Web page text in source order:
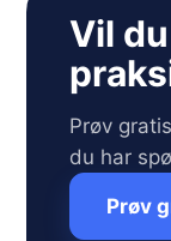
Vil
Prøv
du har
Prøv